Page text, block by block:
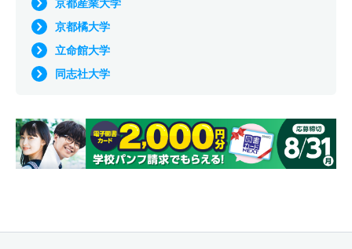
京都産業大学
京都橘大学
立命館大学
同志社大学